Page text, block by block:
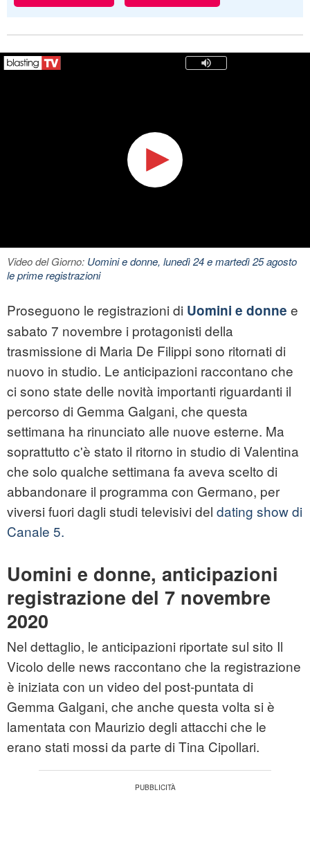
Video del Giorno: Uomini e donne, lunedì 24 e martedì 25 agosto
le prime registrazioni
Proseguono le registrazioni di Uomini e donne e
sabato 7 novembre i protagonisti della
trasmissione di Maria De Filippi sono ritornati di
nuovo in studio. Le anticipazioni raccontano che
ci sono state delle novità importanti riguardanti il
percorso di Gemma Galgani, che questa
settimana ha rinunciato alle nuove esterne. Ma
soprattutto c'è stato il ritorno in studio di Valentina
che solo qualche settimana fa aveva scelto di
abbandonare il programma con Germano, per
viversi fuori dagli studi televisivi del dating show di
Canale 5.
Uomini e donne, anticipazioni
registrazione del 7 novembre
2020
Nel dettaglio, le anticipazioni riportate sul sito Il
Vicolo delle news raccontano che la registrazione
è iniziata con un video del post-puntata di
Gemma Galgani, che anche questa volta si è
lamentata con Maurizio degli attacchi che le
erano stati mossi da parte di Tina Cipollari.